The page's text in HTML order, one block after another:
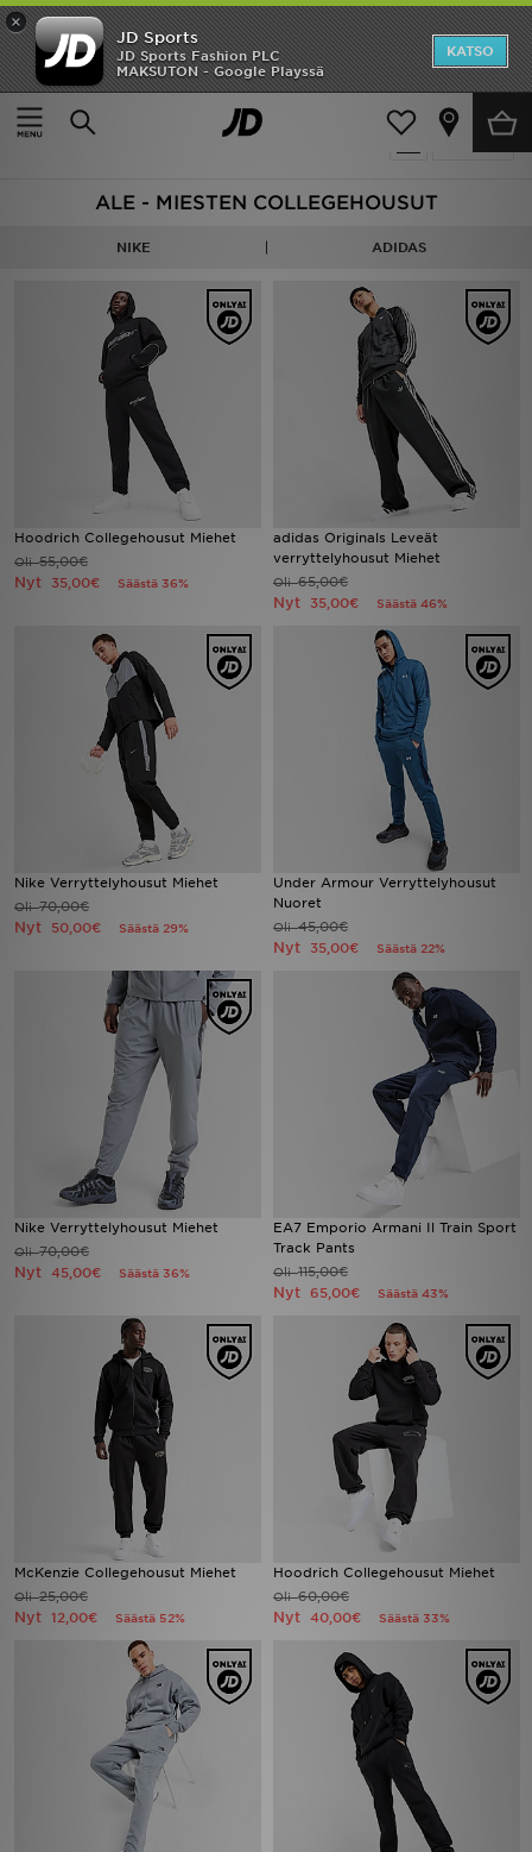
×
JD Sports
JD Sports Fashion PLC
MAKSUTON - Google Playssä
KATSO
Etusivu
Miehet Miesten vaatteet Verryttelyhousut
Suodata
156 tuotetta
ALE - MIESTEN COLLEGEHOUSUT
NIKE ADIDAS
Hoodrich Collegehousut Miehet
Oli55,00€
Nyt 35,00€ Säästä 36%
adidas Originals Leveät
verryttelyhousut Miehet
Oli65,00€
Nyt 35,00€ Säästä 46%
Nike Verryttelyhousut Miehet
Oli70,00€
Nyt 50,00€ Säästä 29%
Under Armour Verryttelyhousut
Nuoret
Oli45,00€
Nyt 35,00€ Säästä 22%
Nike Verryttelyhousut Miehet
Oli70,00€
Nyt 45,00€ Säästä 36%
EA7 Emporio Armani Il Train Sport
Track Pants
Oli115,00€
Nyt 65,00€ Säästä 43%
McKenzie Collegehousut Miehet
Oli25,00€
Nyt 12,00€ Säästä 52%
Hoodrich Collegehousut Miehet
Oli60,00€
Nyt 40,00€ Säästä 33%
Etusivu
Ale
Tuotemerkit
Jalkapallo
Urheilu
Lataa JD-sovellus
Minun viestini
Asiakaspalvelu ja tietoa